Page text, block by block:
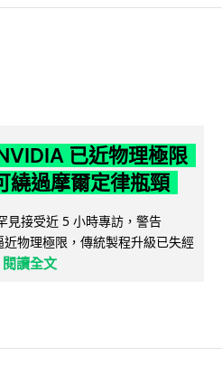
已近物理極限
繞過摩爾定律瓶頸
見接受近 5 小時專訪，警告
物理極限，傳統製程升級已失經
閱讀全文